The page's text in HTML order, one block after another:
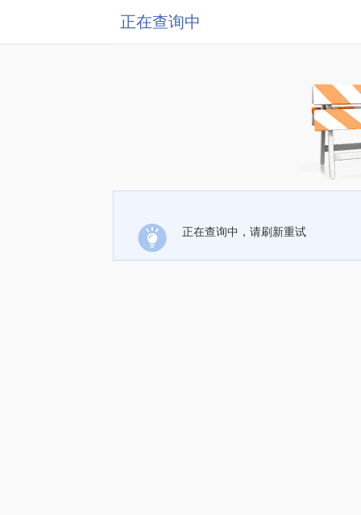
正在查询中
正在查询中，请刷新重试